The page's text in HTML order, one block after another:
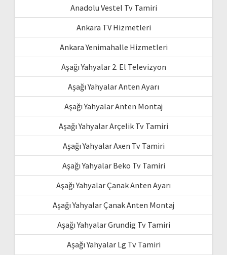
Anadolu Vestel Tv Tamiri
Ankara TV Hizmetleri
Ankara Yenimahalle Hizmetleri
Aşağı Yahyalar 2. El Televizyon
Aşağı Yahyalar Anten Ayarı
Aşağı Yahyalar Anten Montaj
Aşağı Yahyalar Arçelik Tv Tamiri
Aşağı Yahyalar Axen Tv Tamiri
Aşağı Yahyalar Beko Tv Tamiri
Aşağı Yahyalar Çanak Anten Ayarı
Aşağı Yahyalar Çanak Anten Montaj
Aşağı Yahyalar Grundig Tv Tamiri
Aşağı Yahyalar Lg Tv Tamiri